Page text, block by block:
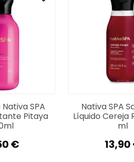
SPA
Pitaya
€
Nativa SPA
Líquido Cereja
ml
13,90